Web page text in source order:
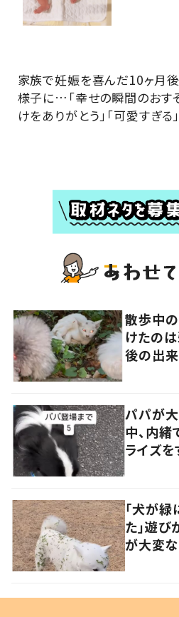
家族で妊娠を喜んだ10ヶ月
様子に…「幸せの瞬間のおす
けをありがとう」「可愛すぎる」
散歩中
けたの
後の出
パパが
中、内
ライズ
「犬が
た」遊び
が大変